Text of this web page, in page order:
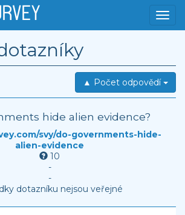
▲ Počet odpovědí
hide alien evidence?
svy/do-governments-hide-
alien-evidence
10
-
-
dotazníku nejsou veřejné